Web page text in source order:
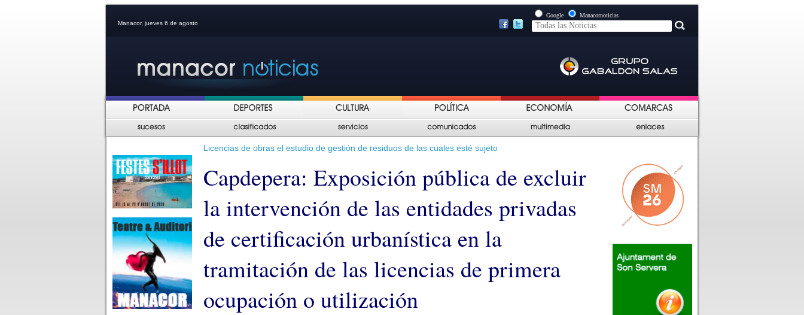
Manacor, jueves 6 de agosto
Google Manacornoticias
Licencias de obras el estudio de gestión de residuos de las cuales esté sujeto
Capdepera: Exposición pública de excluir
la intervención de las entidades privadas
de certificación urbanística en la
tramitación de las licencias de primera
ocupación o utilización